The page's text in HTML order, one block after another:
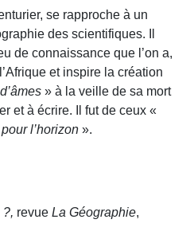
se rapproche à un
des scientifiques. Il
de connaissance que l’on a,
et inspire la création
» à la veille de sa mort
et à écrire. Il fut de ceux «
l’horizon ».
?, revue La Géographie,